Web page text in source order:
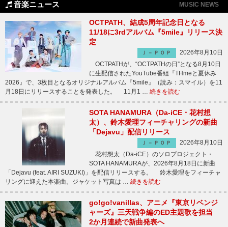
音楽ニュース MUSIC NEWS
OCTPATH、結成5周年記念日となる
11/18に3rdアルバム『5mile』リリース決
定
Ｊ－ＰＯＰ
2026年8月10日
OCTPATHが、“OCTPATHの日”となる8月10日
に生配信されたYouTube番組『THmeと夏休み
2026』で、3枚目となるオリジナルアルバム『5mile』（読み：スマイル）を11
月18日にリリースすることを発表した。 11月1 … 続きを読む
SOTA HANAMURA（Da-iCE・花村想
太）、鈴木愛理フィーチャリングの新曲
「Dejavu」配信リリース
Ｊ－ＰＯＰ
2026年8月10日
花村想太（Da-iCE）のソロプロジェクト・
SOTA HANAMURAが、2026年8月18日に新曲
「Dejavu (feat. AIRI SUZUKI)」を配信リリースする。 鈴木愛理をフィーチャ
リングに迎えた本楽曲。ジャケット写真は … 続きを読む
go!go!vanillas、アニメ『東京リベンジ
ャーズ』三天戦争編のED主題歌を担当
2か月連続で新曲発表へ